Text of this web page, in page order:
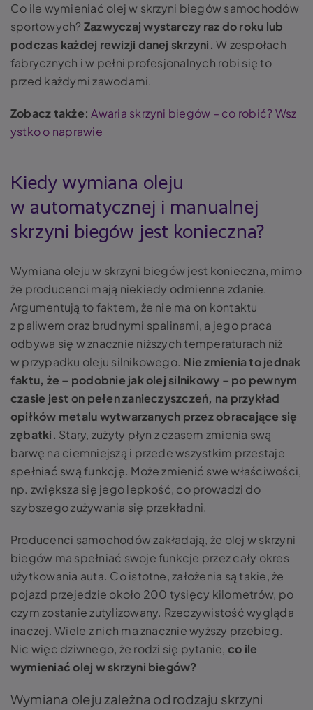
Co ile wymieniać olej w skrzyni biegów samochodów
sportowych? Zazwyczaj wystarczy raz do roku lub
podczas każdej rewizji danej skrzyni. W zespołach
fabrycznych i w pełni profesjonalnych robi się to
przed każdymi zawodami.
Zobacz także:Awaria skrzyni biegów – co robić? Wsz
ystko o naprawie
Kiedy wymiana oleju
w automatycznej i manualnej
skrzyni biegów jest konieczna?
Wymiana oleju w skrzyni biegów jest konieczna, mimo
że producenci mają niekiedy odmienne zdanie.
Argumentują to faktem, że nie ma on kontaktu
z paliwem oraz brudnymi spalinami, a jego praca
odbywa się w znacznie niższych temperaturach niż
w przypadku oleju silnikowego. Nie zmienia to jednak
faktu, że – podobnie jak olej silnikowy – po pewnym
czasie jest on pełen zanieczyszczeń, na przykład
opiłków metalu wytwarzanych przez obracające się
zębatki. Stary, zużyty płyn z czasem zmienia swą
barwę na ciemniejszą i przede wszystkim przestaje
spełniać swą funkcję. Może zmienić swe właściwości,
np. zwiększa się jego lepkość, co prowadzi do
szybszego zużywania się przekładni.
Producenci samochodów zakładają, że olej w skrzyni
biegów ma spełniać swoje funkcje przez cały okres
użytkowania auta. Co istotne, założenia są takie, że
pojazd przejedzie około 200 tysięcy kilometrów, po
czym zostanie zutylizowany. Rzeczywistość wygląda
inaczej. Wiele z nich ma znacznie wyższy przebieg.
Nic więc dziwnego, że rodzi się pytanie, co ile
wymieniać olej w skrzyni biegów?
Wymiana oleju zależna od rodzaju skrzyni